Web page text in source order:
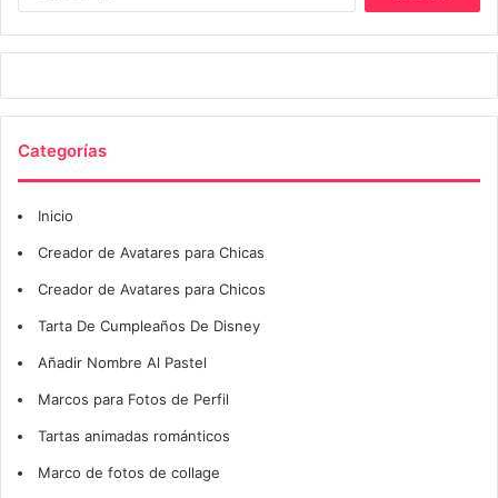
Categorías
Inicio
Creador de Avatares para Chicas
Creador de Avatares para Chicos
Tarta De Cumpleaños De Disney
Añadir Nombre Al Pastel
Marcos para Fotos de Perfil
Tartas animadas románticos
Marco de fotos de collage